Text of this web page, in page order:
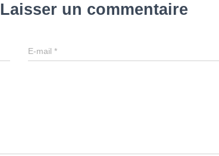
Laisser un commentaire
E-mail*